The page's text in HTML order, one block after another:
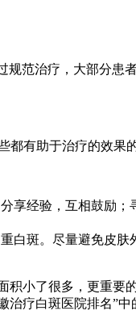
范治疗，大部分患
有助于治疗的效果的
享经验，互相鼓励
白斑。尽量避免皮
小了很多，更重要
疗白斑医院排名”